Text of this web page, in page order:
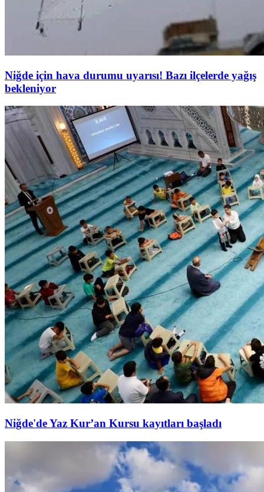
Niğde için hava durumu uyarısı! Bazı ilçelerde yağış
bekleniyor
Niğde'de Yaz Kur’an Kursu kayıtları başladı